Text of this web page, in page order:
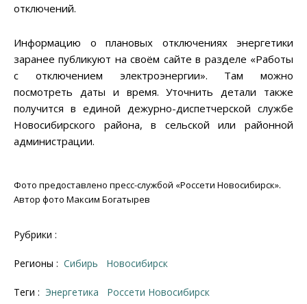
отключений.
Информацию о плановых отключениях энергетики
заранее публикуют на своём сайте в разделе «Работы
с отключением электроэнергии». Там можно
посмотреть даты и время. Уточнить детали также
получится в единой дежурно-диспетчерской службе
Новосибирского района, в сельской или районной
администрации.
Фото предоставлено пресс-службой «Россети Новосибирск».
Автор фото Максим Богатырев
Рубрики :
Регионы : Сибирь Новосибирск
Теги : энергетика Россети Новосибирск